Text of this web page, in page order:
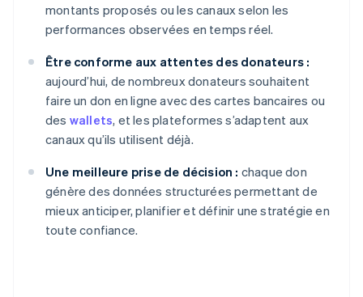
montants proposés ou les canaux selon les
performances observées en temps réel.
Être conforme aux attentes des donateurs :
aujourd’hui, de nombreux donateurs souhaitent
faire un don en ligne avec des cartes bancaires ou
des wallets, et les plateformes s’adaptent aux
canaux qu’ils utilisent déjà.
Une meilleure prise de décision : chaque don
génère des données structurées permettant de
mieux anticiper, planifier et définir une stratégie en
toute confiance.